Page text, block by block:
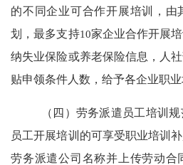
的不同企业可合作开展培训，由
划，最多支持10家企业合作开展
纳失业保险或养老保险信息，人
贴申领条件人数，给予各企业职业
（ 四 ）劳务派遣员工培训规
员工开展培训的可享受职业培训
劳务派遣公司名称并上传劳动合